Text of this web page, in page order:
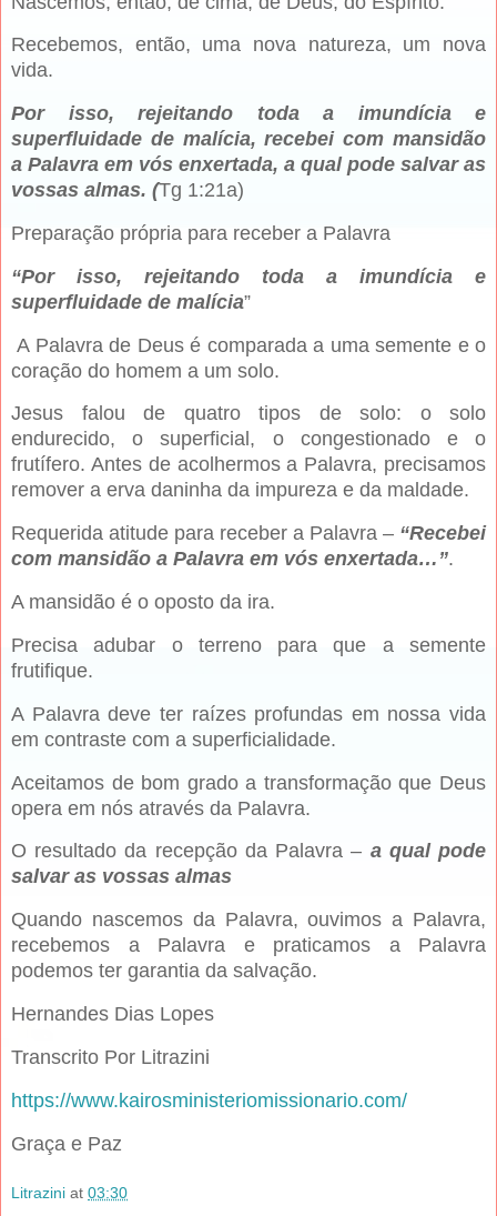
Recebemos, então, uma nova natureza, um nova
vida.
Por isso, rejeitando toda a imundícia e
superfluidade de malícia, recebei com mansidão
a Palavra em vós enxertada, a qual pode salvar as
vossas almas. (Tg 1:21a)
Preparação própria para receber a Palavra
“Por isso, rejeitando toda a imundícia e
superfluidade de malícia”
A Palavra de Deus é comparada a uma semente e o
coração do homem a um solo.
Jesus falou de quatro tipos de solo: o solo
endurecido, o superficial, o congestionado e o
frutífero. Antes de acolhermos a Palavra, precisamos
remover a erva daninha da impureza e da maldade.
Requerida atitude para receber a Palavra – “Recebei
com mansidão a Palavra em vós enxertada…”.
A mansidão é o oposto da ira.
Precisa adubar o terreno para que a semente
frutifique.
A Palavra deve ter raízes profundas em nossa vida
em contraste com a superficialidade.
Aceitamos de bom grado a transformação que Deus
opera em nós através da Palavra.
O resultado da recepção da Palavra – a qual pode
salvar as vossas almas
Quando nascemos da Palavra, ouvimos a Palavra,
recebemos a Palavra e praticamos a Palavra
podemos ter garantia da salvação.
Hernandes Dias Lopes
Transcrito Por Litrazini
https://www.kairosministeriomissionario.com/
Graça e Paz
Litrazini at 03:30